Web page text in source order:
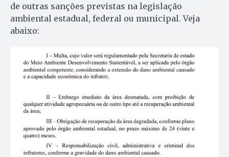
de outras sanções previstas na legislação
ambiental estadual, federal ou municipal. Veja
abaixo: